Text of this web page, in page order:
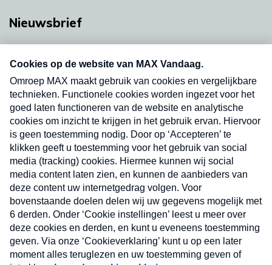
Nieuwsbrief
nieuwsbrief. Elke vrijdag- en dinsdagochtend in
uw mailbox.
Verzend
Nieuwsbrief
Neem hier een gratis abonnement op onze